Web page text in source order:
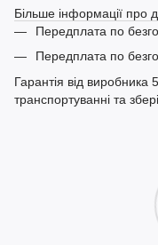
Більше інформації про
Передплата по
Передплата по
Гарантія від виробника
транспортуванні та